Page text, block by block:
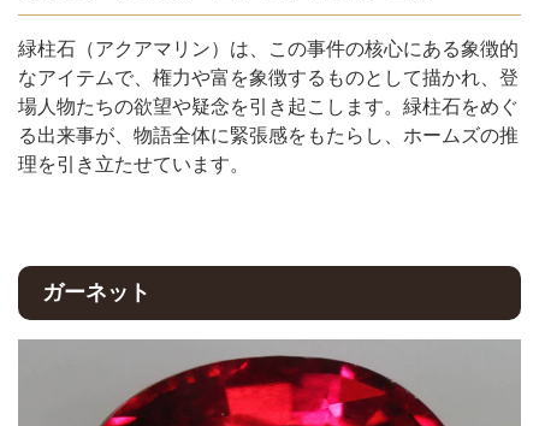
緑柱石（アクアマリン）は、この事件の核心にある象徴的
なアイテムで、権力や富を象徴するものとして描かれ、登
場人物たちの欲望や疑念を引き起こします。緑柱石をめぐ
る出来事が、物語全体に緊張感をもたらし、ホームズの推
理を引き立たせています。
ガーネット